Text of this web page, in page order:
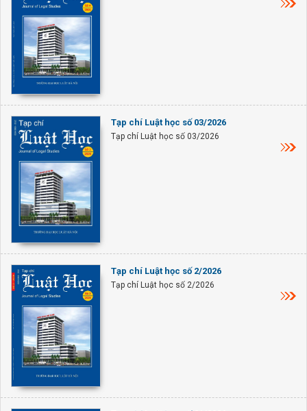
Tạp chí Luật học số 03/2026
Tạp chí Luật học số 03/2026
Tạp chí Luật học số 2/2026
Tạp chí Luật học số 2/2026